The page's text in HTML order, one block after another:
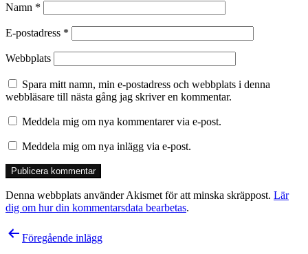
Namn *
E-postadress *
Webbplats
Spara mitt namn, min e-postadress och webbplats i denna
webbläsare till nästa gång jag skriver en kommentar.
Meddela mig om nya kommentarer via e-post.
Meddela mig om nya inlägg via e-post.
Denna webbplats använder Akismet för att minska skräppost. Lär
dig om hur din kommentarsdata bearbetas.
Inläggsnavigering
Föregående inlägg